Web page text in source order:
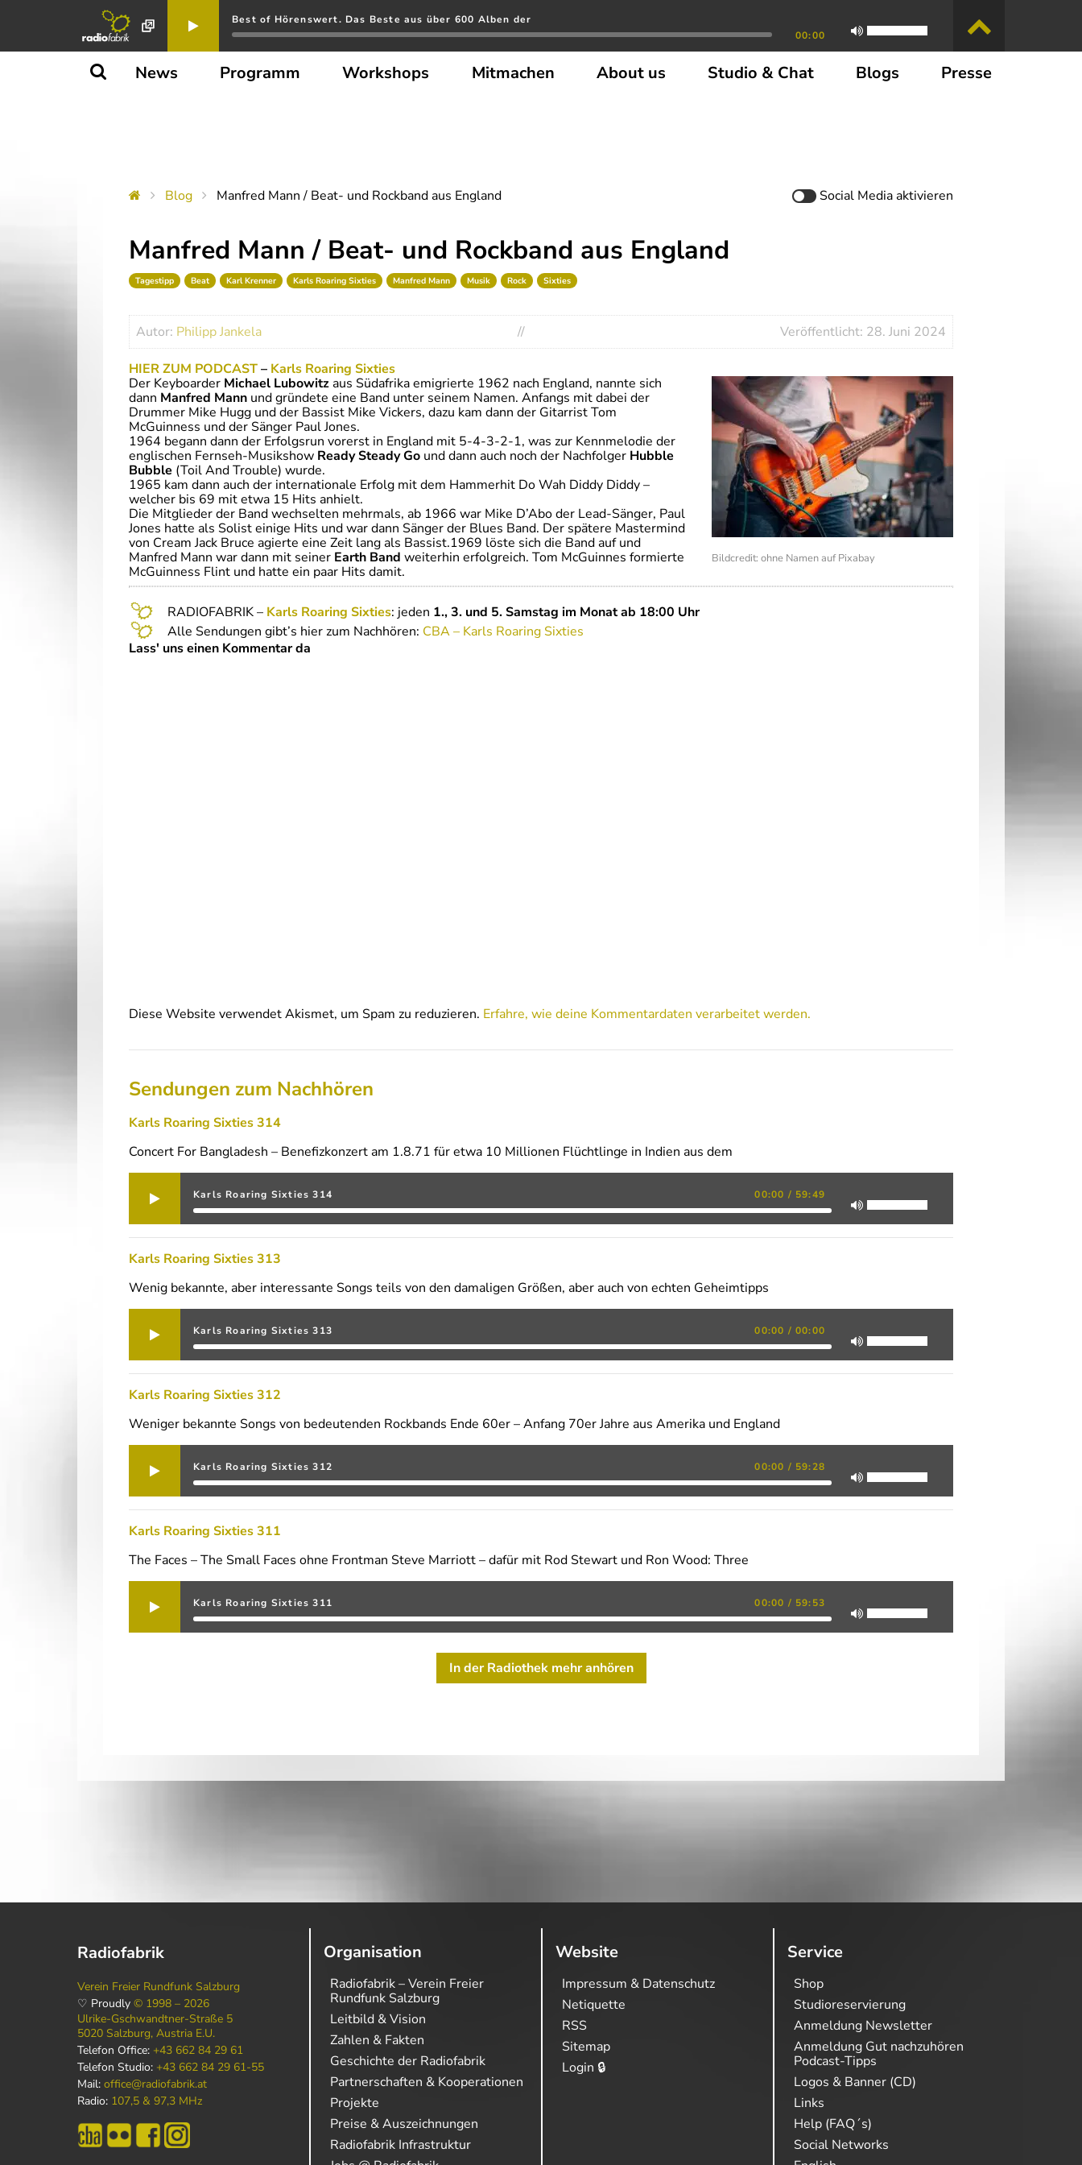
Best of Hörenswert. Das Beste aus über 600 Alben der
00:00
News Programm Workshops Mitmachen About us Studio & Chat Blogs Presse
Blog Manfred Mann / Beat- und Rockband aus England Social Mediaaktivieren
Manfred Mann / Beat- und Rockband aus England
Tagestipp Beat Karl Krenner Karls Roaring Sixties Manfred Mann Musik Rock Sixties
Autor: Philipp Jankela // Veröffentlicht: 28. Juni 2024
HIER ZUM PODCAST– Karls Roaring Sixties
Bildcredit: ohne Namen auf Pixabay
Der Keyboarder Michael Lubowitzaus Südafrika emigrierte 1962 nach England, nannte sich
dann Manfred Mann und gründete eine Band unter seinem Namen. Anfangs mit dabei der
Drummer Mike Hugg und der Bassist Mike Vickers, dazu kam dann der Gitarrist Tom
McGuinness und der Sänger Paul Jones.
1964 begann dann der Erfolgsrun vorerst in England mit 5-4-3-2-1, was zur Kennmelodie der
englischen Fernseh-Musikshow Ready Steady Go und dann auch noch der Nachfolger Hubble
Bubble (Toil And Trouble) wurde.
1965 kam dann auch der internationale Erfolg mit dem Hammerhit Do Wah Diddy Diddy –
welcher bis 69 mit etwa 15 Hits anhielt.
Die Mitglieder der Band wechselten mehrmals, ab 1966 war Mike D’Abo der Lead-Sänger, Paul
Jones hatte als Solist einige Hits und war dann Sänger der Blues Band. Der spätere Mastermind
von Cream Jack Bruce agierte eine Zeit lang als Bassist.1969 löste sich die Band auf und
Manfred Mann war dann mit seiner Earth Band weiterhin erfolgreich. Tom McGuinnes formierte
McGuinness Flint und hatte ein paar Hits damit.
RADIOFABRIK – Karls Roaring Sixties: jeden 1., 3. und 5. Samstag im Monat ab 18:00 Uhr
Alle Sendungen gibt’s hier zum Nachhören: CBA – Karls Roaring Sixties
Lass' uns einen Kommentar da
Diese Website verwendet Akismet, um Spam zu reduzieren. Erfahre, wie deine Kommentardaten verarbeitet werden.
Sendungen zum Nachhören
Karls Roaring Sixties 314
Concert For Bangladesh – Benefizkonzert am 1.8.71 für etwa 10 Millionen Flüchtlinge in Indien aus dem
Karls Roaring Sixties 314 00:00 / 59:49
Karls Roaring Sixties 313
Wenig bekannte, aber interessante Songs teils von den damaligen Größen, aber auch von echten Geheimtipps
Karls Roaring Sixties 313 00:00 / 00:00
Karls Roaring Sixties 312
Weniger bekannte Songs von bedeutenden Rockbands Ende 60er – Anfang 70er Jahre aus Amerika und England
Karls Roaring Sixties 312 00:00 / 59:28
Karls Roaring Sixties 311
The Faces – The Small Faces ohne Frontman Steve Marriott – dafür mit Rod Stewart und Ron Wood: Three
Karls Roaring Sixties 311 00:00 / 59:53
In der Radiothek mehr anhören
Radiofabrik
Verein Freier Rundfunk Salzburg
♡ Proudly © 1998 – 2026
Ulrike-Gschwandtner-Straße 5
5020 Salzburg, Austria E.U.
Telefon Office: +43 662 84 29 61
Telefon Studio: +43 662 84 29 61-55
Mail: office@radiofabrik.at
Radio: 107,5 & 97,3 MHz
Organisation
Radiofabrik – Verein Freier
Rundfunk Salzburg
Leitbild & Vision
Zahlen & Fakten
Geschichte der Radiofabrik
Partnerschaften & Kooperationen
Projekte
Preise & Auszeichnungen
Radiofabrik Infrastruktur
Website
Impressum & Datenschutz
Netiquette
RSS
Sitemap
Login 🔒
Service
Shop
Studioreservierung
Anmeldung Newsletter
Anmeldung Gut nachzuhören
Podcast-Tipps
Logos & Banner (CD)
Links
Help (FAQ´s)
Social Networks